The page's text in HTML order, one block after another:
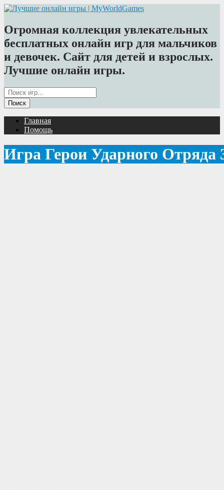
Огромная коллекция увлекательных
бесплатных онлайн игр для мальчиков
и девочек. Сайт для детей и взрослых.
Лучшие онлайн игры.
Главная
Помощь
Игра Герои Ударного Отряда